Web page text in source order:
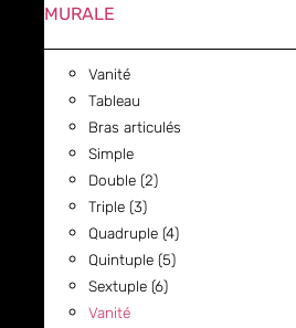
MURALE
Vanité
Tableau
Bras articulés
Simple
Double (2)
Triple (3)
Quadruple (4)
Quintuple (5)
Sextuple (6)
Vanité